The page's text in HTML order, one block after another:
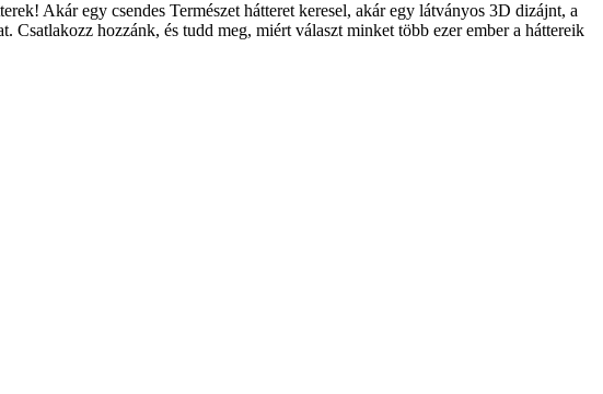
Akár egy csendes Természet hátteret keresel, akár egy látványos 3D dizájnt, a
hozzánk, és tudd meg, miért választ minket több ezer ember a háttereik